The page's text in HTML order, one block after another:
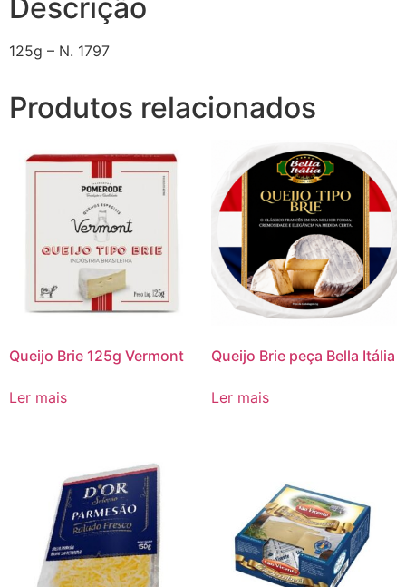
Descrição
125g – N. 1797
Produtos relacionados
Queijo Brie 125g Vermont
Ler mais
Queijo Brie peça Bella Itália
Ler mais